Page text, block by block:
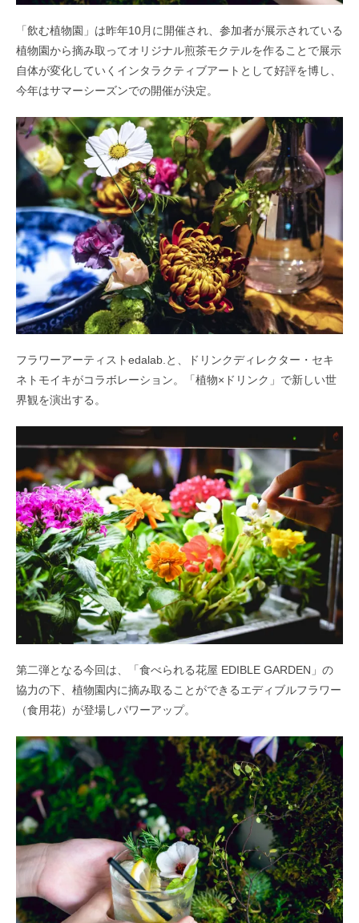
「飲む植物園」は昨年10月に開催され、参加者が展示されている
植物園から摘み取ってオリジナル煎茶モクテルを作ることで展示
自体が変化していくインタラクティブアートとして好評を博し、
今年はサマーシーズンでの開催が決定。
フラワーアーティストedalab.と、ドリンクディレクター・セキ
ネトモイキがコラボレーション。「植物×ドリンク」で新しい世
界観を演出する。
第二弾となる今回は、「食べられる花屋 EDIBLE GARDEN」の
協力の下、植物園内に摘み取ることができるエディブルフラワー
（食用花）が登場しパワーアップ。